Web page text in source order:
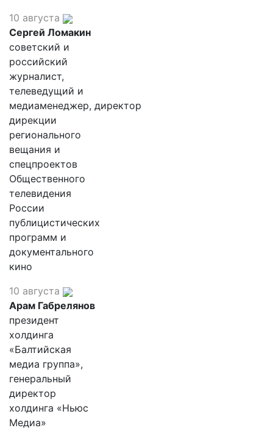
10 августа
Сергей Ломакин
советский и
российский
журналист,
телеведущий и
медиаменеджер, директор
дирекции
регионального
вещания и
спецпроектов
Общественного
телевидения
России
публицистических
программ и
документального
кино
10 августа
Арам Габрелянов
президент
холдинга
«Балтийская
медиа группа»,
генеральный
директор
холдинга «Ньюс
Медиа»